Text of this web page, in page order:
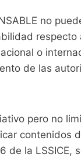
no
o
de las
pero no
contenidos
de la LSSICE,